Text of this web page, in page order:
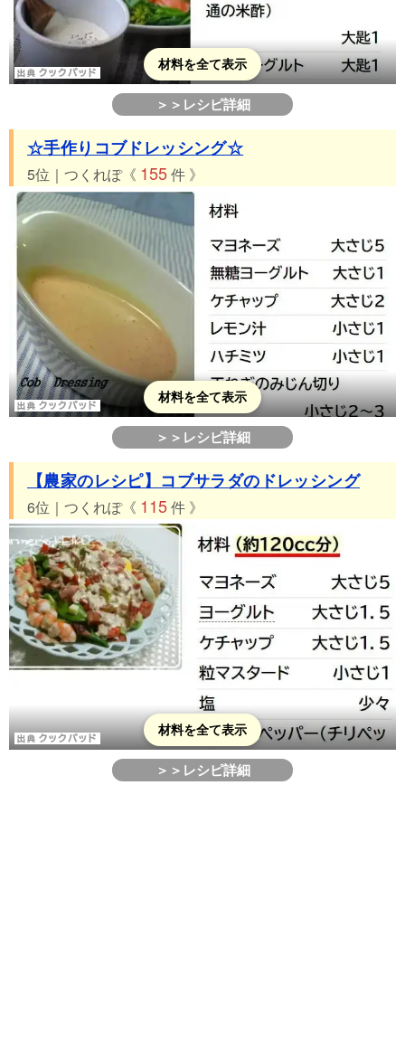
材料を全て表示
＞＞レシピ詳細
☆手作りコブドレッシング☆
5位｜つくれぽ《 155件 》
材料を全て表示
＞＞レシピ詳細
【農家のレシピ】コブサラダのドレッシング
6位｜つくれぽ《 115件 》
材料を全て表示
＞＞レシピ詳細